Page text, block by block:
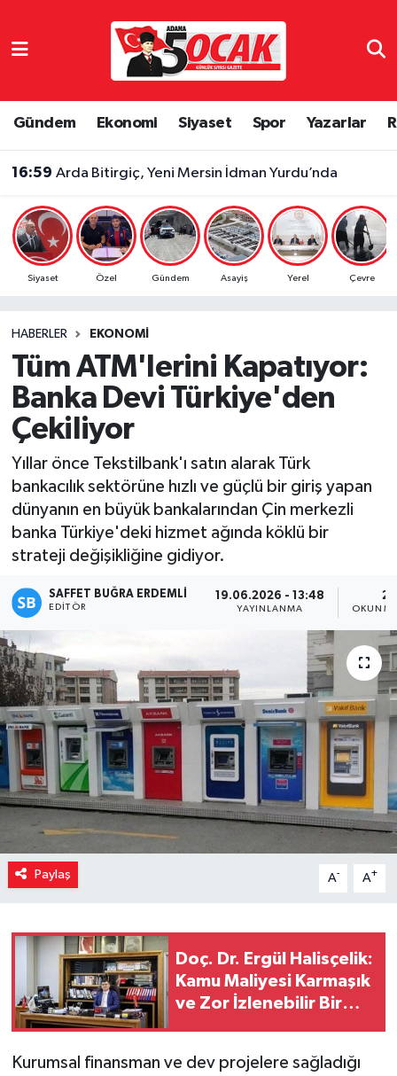
Gündem Ekonomi Siyaset Spor Yazarlar
16:59 Arda Bitirgiç, Yeni Mersin İdman Yurdu’nda
Siyaset Özel Gündem Asayiş Yerel Çevre
HABERLER EKONOMI
Tüm ATM'lerini Kapatıyor:
Banka Devi Türkiye'den
Çekiliyor
Yıllar önce Tekstilbank'ı satın alarak Türk
bankacılık sektörüne hızlı ve güçlü bir giriş yapan
dünyanın en büyük bankalarından Çin merkezli
banka Türkiye'deki hizmet ağında köklü bir
strateji değişikliğine gidiyor.
SAFFET BUĞRA ERDEMLI
EDITÖR
19.06.2026 - 13:48
YAYINLANMA
2
Paylaş A- A+
Doç. Dr. Ergül Halisçelik:
Kamu Maliyesi Karmaşık
ve Zor İzlenebilir Bir
Kurumsal finansman ve dev projelere sağladığı
Dünya
Eğitim
Gündem
Haber Reklam
Magazin
Özel
Resmi İlanlar
Sağlık
Siyaset
Spor
Yaşam
Yerel Yönetimler
Yurttan
Adana Nöbetçi Eczaneler
Adana Trafik Yoğunluk Haritası
Süper Lig Puan Durumu ve Fikstür
Son Dakika Haberleri
Haber Arşivi